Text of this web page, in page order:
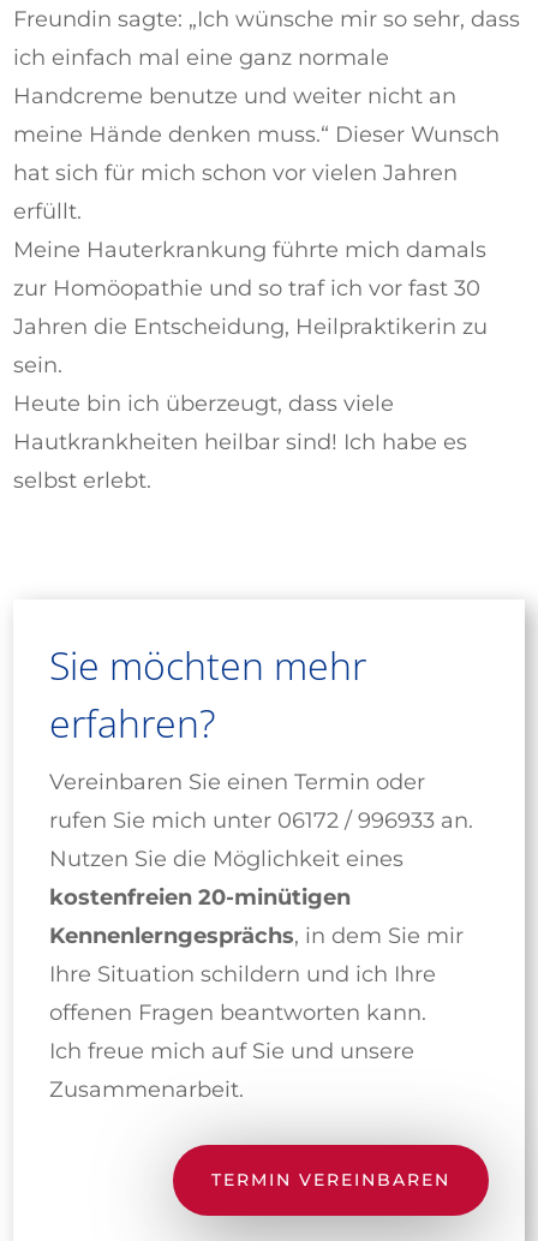
Freundin sagte: „Ich wünsche mir so sehr, dass
ich einfach mal eine ganz normale
Handcreme benutze und weiter nicht an
meine Hände denken muss.“ Dieser Wunsch
hat sich für mich schon vor vielen Jahren
erfüllt.
Meine Hauterkrankung führte mich damals
zur Homöopathie und so traf ich vor fast 30
Jahren die Entscheidung, Heilpraktikerin zu
sein.
Heute bin ich überzeugt, dass viele
Hautkrankheiten heilbar sind! Ich habe es
selbst erlebt.
Sie möchten mehr
erfahren?
Vereinbaren Sie einen Termin oder
rufen Sie mich unter 06172 / 996933 an.
Nutzen Sie die Möglichkeit eines
kostenfreien 20-minütigen
Kennenlerngesprächs, in dem Sie mir
Ihre Situation schildern und ich Ihre
offenen Fragen beantworten kann.
Ich freue mich auf Sie und unsere
Zusammenarbeit.
TERMIN VEREINBAREN